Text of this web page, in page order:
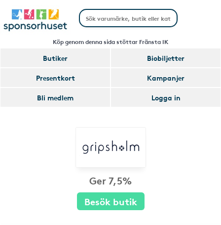
Köp genom denna sida stöttar Fränsta IK
Butiker
Biobiljetter
Presentkort
Kampanjer
Bli medlem
Logga in
Ger 7,5%
Besök butik